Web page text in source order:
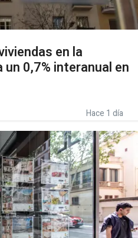
en la
0,7% interanual en
Hace 1 día